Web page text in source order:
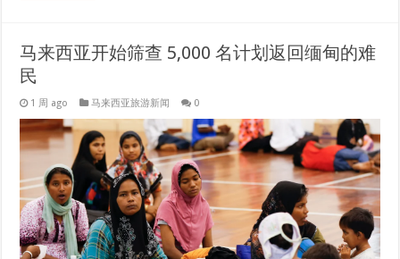
马来西亚开始筛查 5,000 名计划返回缅甸的难
民
1 周 ago 马来西亚旅游新闻 0